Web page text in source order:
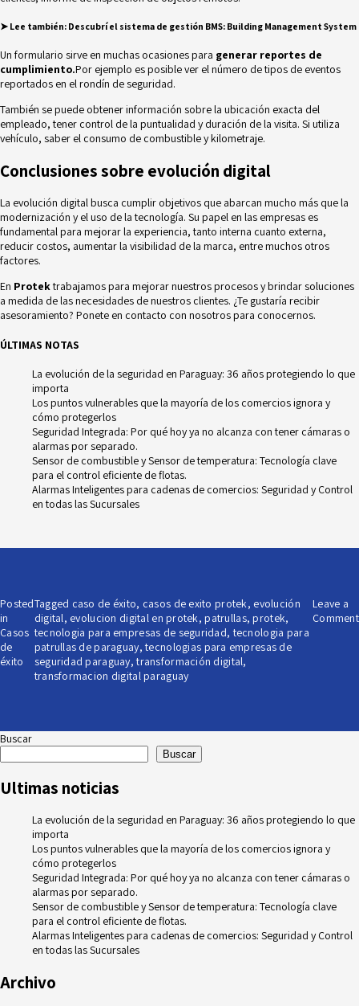
➤ Lee también: Descubrí el sistema de gestión BMS: Building Management System
Un formulario sirve en muchas ocasiones para generar reportes de
cumplimiento.Por ejemplo es posible ver el número de tipos de eventos
reportados en el rondín de seguridad.
También se puede obtener información sobre la ubicación exacta del
empleado, tener control de la puntualidad y duración de la visita. Si utiliza
vehículo, saber el consumo de combustible y kilometraje.
Conclusiones sobre evolución digital
La evolución digital busca cumplir objetivos que abarcan mucho más que la
modernización y el uso de la tecnología. Su papel en las empresas es
fundamental para mejorar la experiencia, tanto interna cuanto externa,
reducir costos, aumentar la visibilidad de la marca, entre muchos otros
factores.
En Protektrabajamos para mejorar nuestros procesos y brindar soluciones
a medida de las necesidades de nuestros clientes. ¿Te gustaría recibir
asesoramiento? Ponete en contacto con nosotros para conocernos.
ÚLTIMAS NOTAS
La evolución de la seguridad en Paraguay: 36 años protegiendo lo que
importa
Los puntos vulnerables que la mayoría de los comercios ignora y
cómo protegerlos
Seguridad Integrada: Por qué hoy ya no alcanza con tener cámaras o
alarmas por separado.
Sensor de combustible y Sensor de temperatura: Tecnología clave
para el control eficiente de flotas.
Alarmas Inteligentes para cadenas de comercios: Seguridad y Control
en todas las Sucursales
Posted
in
Casos
de
éxito
Tagged caso de éxito, casos de exito protek, evolución
digital, evolucion digital en protek,patrullas,protek,
tecnologia para empresas de seguridad,tecnologia para
patrullas de paraguay,tecnologias para empresas de
seguridad paraguay,transformación digital,
transformacion digital paraguay
Leave a
Comment
Buscar
Buscar
Ultimas noticias
La evolución de la seguridad en Paraguay: 36 años protegiendo lo que
importa
Los puntos vulnerables que la mayoría de los comercios ignora y
cómo protegerlos
Seguridad Integrada: Por qué hoy ya no alcanza con tener cámaras o
alarmas por separado.
Sensor de combustible y Sensor de temperatura: Tecnología clave
para el control eficiente de flotas.
Alarmas Inteligentes para cadenas de comercios: Seguridad y Control
en todas las Sucursales
Archivo